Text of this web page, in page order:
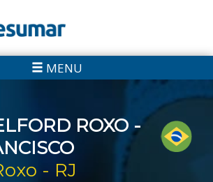
MENU
ROXO -
- RJ